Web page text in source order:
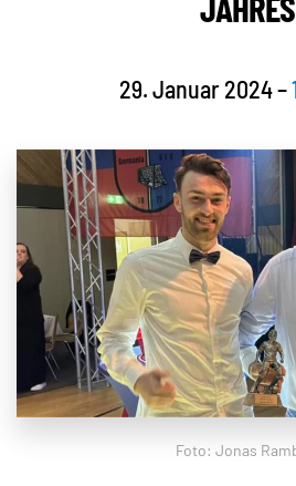
29. Januar 2024–
Foto: Jonas